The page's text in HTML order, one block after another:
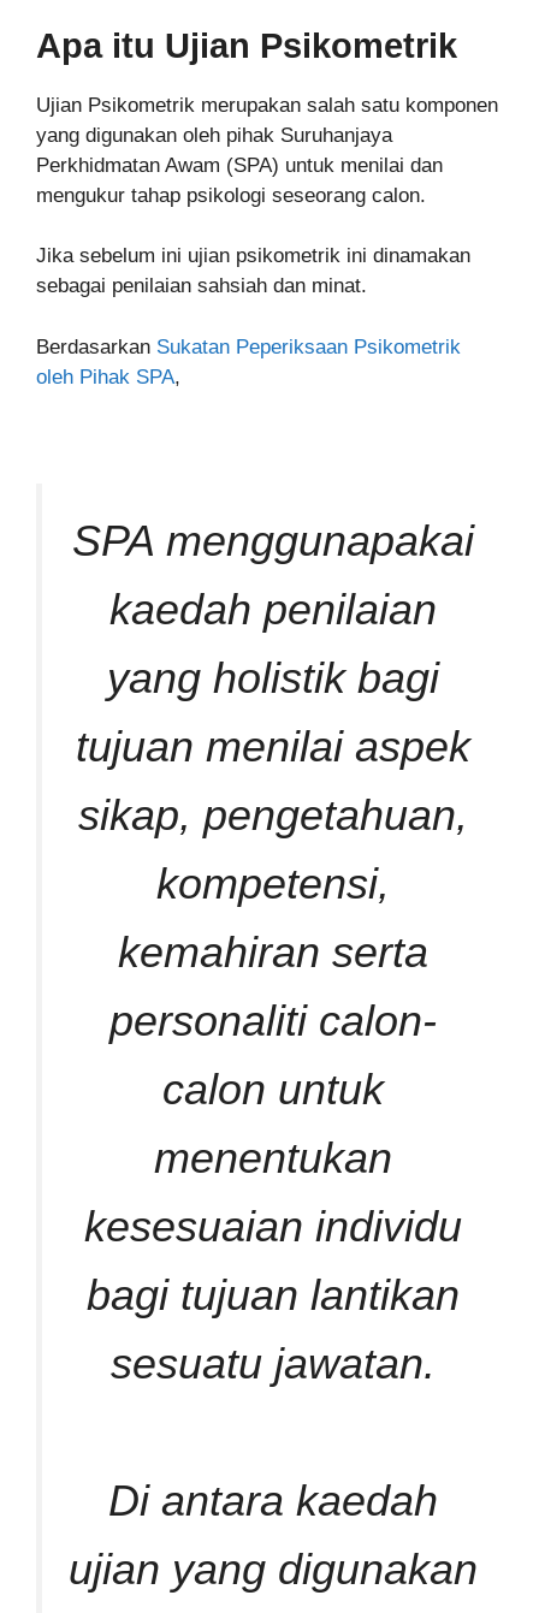
Apa itu Ujian Psikometrik
Ujian Psikometrik merupakan salah satu komponen
yang digunakan oleh pihak Suruhanjaya
Perkhidmatan Awam (SPA) untuk menilai dan
mengukur tahap psikologi seseorang calon.
Jika sebelum ini ujian psikometrik ini dinamakan
sebagai penilaian sahsiah dan minat.
Berdasarkan Sukatan Peperiksaan Psikometrik
oleh Pihak SPA,
SPA menggunapakai
kaedah penilaian
yang holistik bagi
tujuan menilai aspek
sikap, pengetahuan,
kompetensi,
kemahiran serta
personaliti calon-
calon untuk
menentukan
kesesuaian individu
bagi tujuan lantikan
sesuatu jawatan.
Di antara kaedah
ujian yang digunakan